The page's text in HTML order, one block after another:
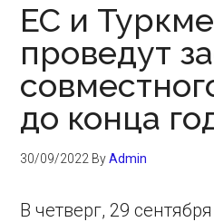
ЕС и
проведут
до конца
30/09/2022 ByAdmin
В четверг, 29